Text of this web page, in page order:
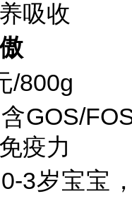
吸收
/800g
GOS/
疫力
3岁宝宝